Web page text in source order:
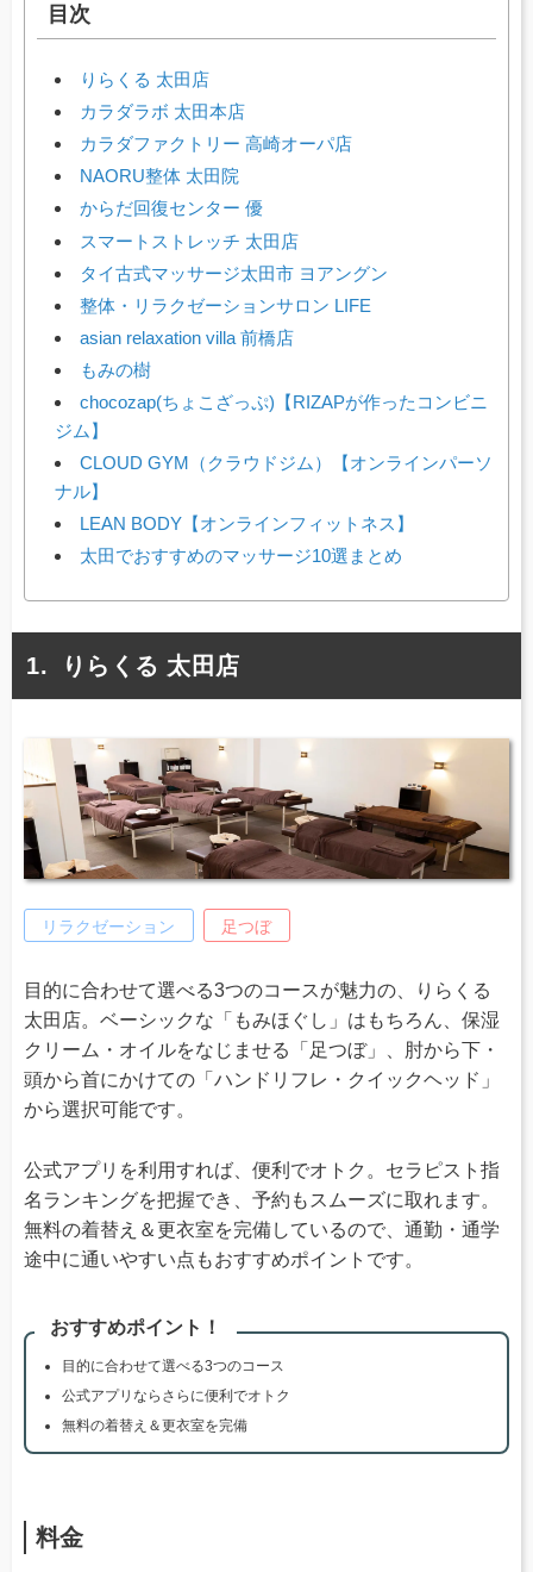
目次
りらくる 太田店
カラダラボ 太田本店
カラダファクトリー 高崎オーパ店
NAORU整体 太田院
からだ回復センター 優
スマートストレッチ 太田店
タイ古式マッサージ太田市 ヨアングン
整体・リラクゼーションサロン LIFE
asian relaxation villa 前橋店
もみの樹
chocozap(ちょこざっぷ)【RIZAPが作ったコンビニ
ジム】
CLOUD GYM（クラウドジム）【オンラインパーソ
ナル】
LEAN BODY【オンラインフィットネス】
太田でおすすめのマッサージ10選まとめ
りらくる 太田店
リラクゼーション 足つぼ
目的に合わせて選べる3つのコースが魅力の、りらくる
太田店。ベーシックな「もみほぐし」はもちろん、保湿
クリーム・オイルをなじませる「足つぼ」、肘から下・
頭から首にかけての「ハンドリフレ・クイックヘッド」
から選択可能です。
公式アプリを利用すれば、便利でオトク。セラピスト指
名ランキングを把握でき、予約もスムーズに取れます。
無料の着替え＆更衣室を完備しているので、通勤・通学
途中に通いやすい点もおすすめポイントです。
おすすめポイント！
目的に合わせて選べる3つのコース
公式アプリならさらに便利でオトク
無料の着替え＆更衣室を完備
料金